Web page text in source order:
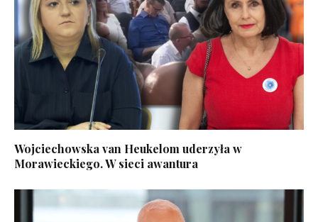
Wojciechowska van Heukelom uderzyła w
Morawieckiego. W sieci awantura